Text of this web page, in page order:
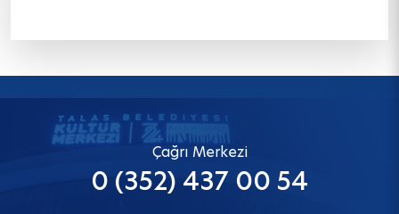
Çağrı Merkezi
0 (352) 437 00 54